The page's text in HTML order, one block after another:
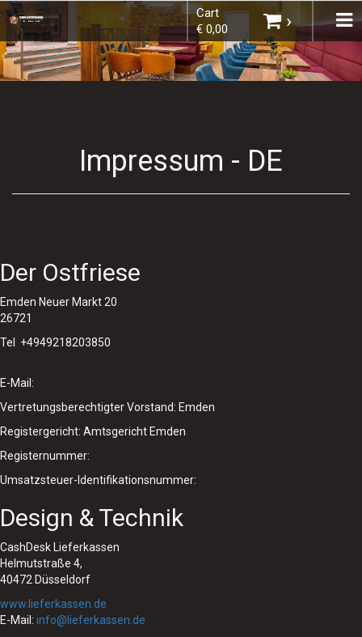
×
Cart
€ 0,00
›
Choose order method
Order
Impressum - DE
Der Ostfriese
Emden Neuer Markt 20
26721
Tel +4949218203850
E-Mail:
Vertretungsberechtigter Vorstand: Emden
Registergericht: Amtsgericht Emden
Registernummer:
Umsatzsteuer-Identifikationsnummer:
Design & Technik
CashDesk Lieferkassen
Helmutstraße 4,
40472 Düsseldorf
www.lieferkassen.de
E-Mail: info@lieferkassen.de